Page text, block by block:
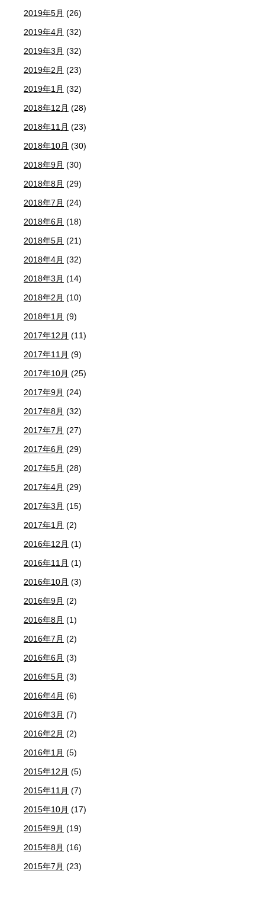
2019年5月 (26)
2019年4月 (32)
2019年3月 (32)
2019年2月 (23)
2019年1月 (32)
2018年12月 (28)
2018年11月 (23)
2018年10月 (30)
2018年9月 (30)
2018年8月 (29)
2018年7月 (24)
2018年6月 (18)
2018年5月 (21)
2018年4月 (32)
2018年3月 (14)
2018年2月 (10)
2018年1月 (9)
2017年12月 (11)
2017年11月 (9)
2017年10月 (25)
2017年9月 (24)
2017年8月 (32)
2017年7月 (27)
2017年6月 (29)
2017年5月 (28)
2017年4月 (29)
2017年3月 (15)
2017年1月 (2)
2016年12月 (1)
2016年11月 (1)
2016年10月 (3)
2016年9月 (2)
2016年8月 (1)
2016年7月 (2)
2016年6月 (3)
2016年5月 (3)
2016年4月 (6)
2016年3月 (7)
2016年2月 (2)
2016年1月 (5)
2015年12月 (5)
2015年11月 (7)
2015年10月 (17)
2015年9月 (19)
2015年8月 (16)
2015年7月 (23)